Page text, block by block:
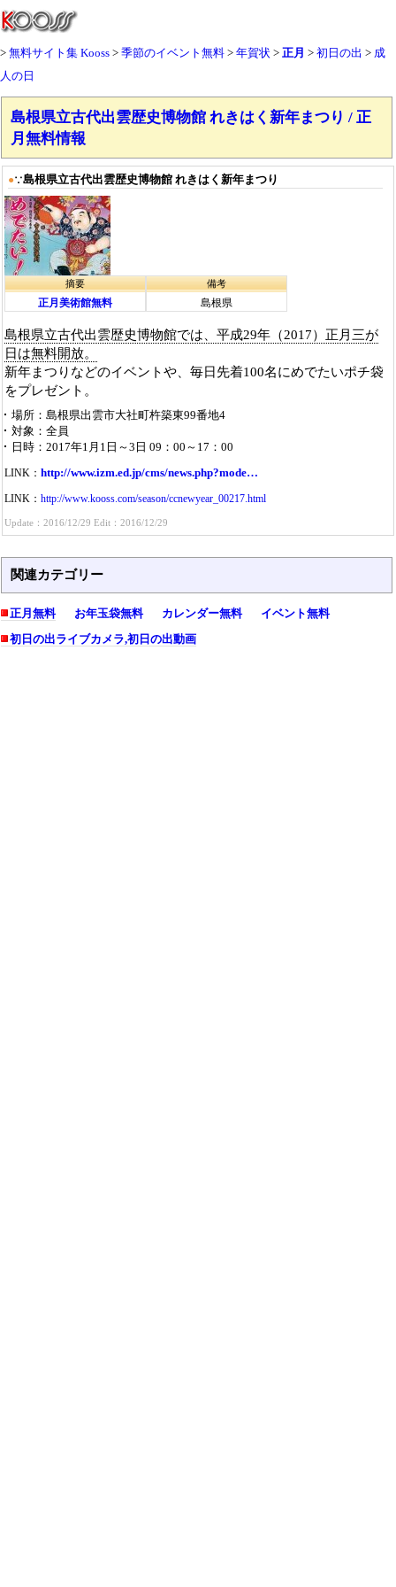
無料サイト集 Kooss 季節のイベント無料 年賀状 正月 初日の出
成
人の日
島根県立古代出雲歴史博物館 れきはく新年まつり / 正
月無料情報
●∵島根県立古代出雲歴史博物館 れきはく新年まつり
摘要
正月美術館無料
備考
島根県
島根県立古代出雲歴史博物館では、平成29年（2017）正月三が
日は無料開放。
新年まつりなどのイベントや、毎日先着100名にめでたいポチ袋
をプレゼント。
場所
島根県出雲市大社町杵築東99番地4
対象
全員
日時
2017年1月1日～3日 09：00～17：00
LINK： http://www.izm.ed.jp/cms/news.php?mode…
LINK： http://www.kooss.com/season/ccnewyear_00217.html
Update：2016/12/29 Edit：2016/12/29
関連カテゴリー
正月無料 お年玉袋無料 カレンダー無料
イベント無料
初日の出ライブカメラ,初日の出動画